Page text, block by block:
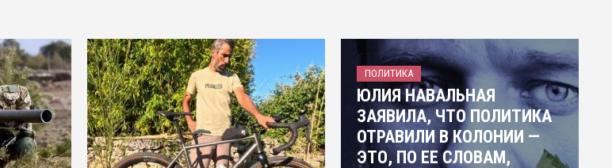
ПОЛИТИКА
ЮЛИЯ НАВАЛЬНАЯ
ЗАЯВИЛА, ЧТО ПОЛИТИКА
ОТРАВИЛИ В КОЛОНИИ —
ЭТО, ПО ЕЕ СЛОВАМ,